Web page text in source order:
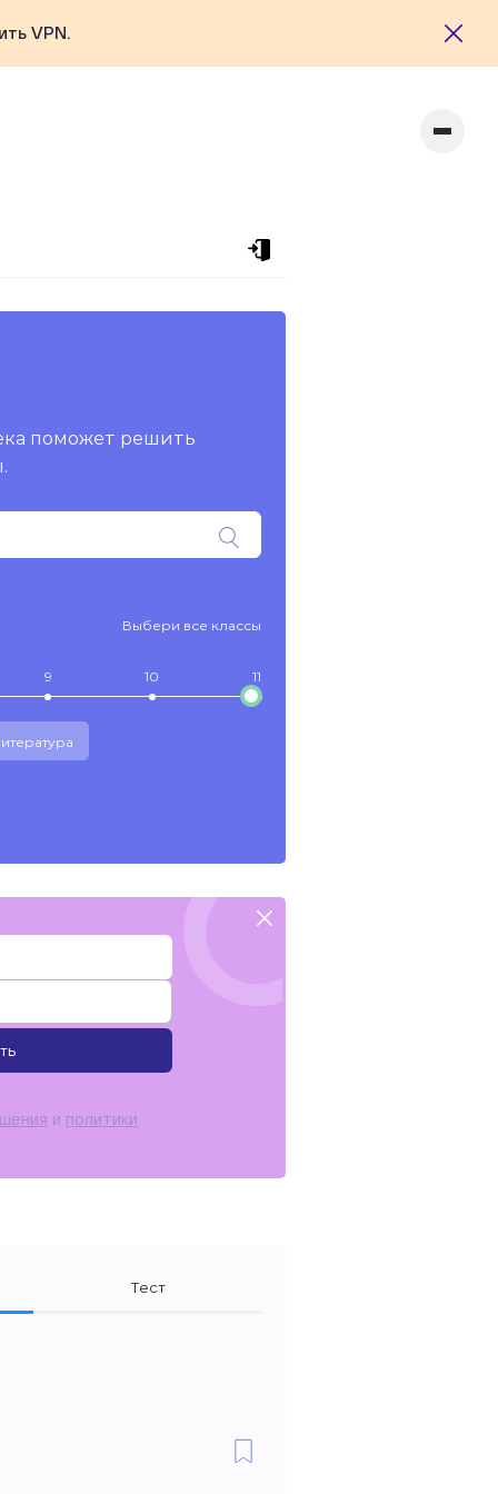
VPN.
поможет решить
Выбери все классы
9 10 11
и политики
Тест